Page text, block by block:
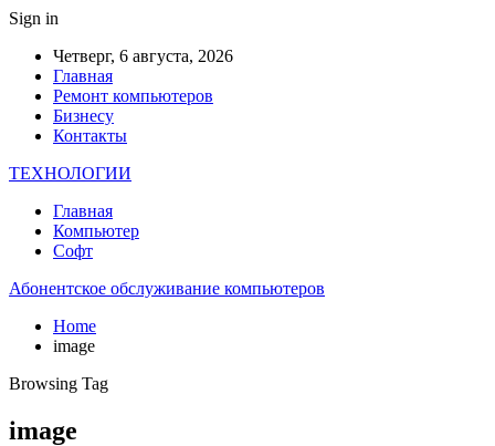
Sign in
Четверг, 6 августа, 2026
Главная
Ремонт компьютеров
Бизнесу
Контакты
ТЕХНОЛОГИИ
Главная
Компьютер
Софт
Абонентское обслуживание компьютеров
Home
image
Browsing Tag
image